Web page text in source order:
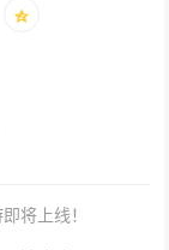
将上线！